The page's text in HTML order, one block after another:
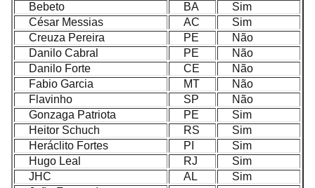
Bebeto
BA
Sim
César Messias
AC
Sim
Creuza Pereira
PE
Não
Danilo Cabral
PE
Não
Danilo Forte
CE
Não
Fabio Garcia
MT
Não
Flavinho
SP
Não
Gonzaga Patriota
PE
Sim
Heitor Schuch
RS
Sim
Heráclito Fortes
PI
Sim
Hugo Leal
RJ
Sim
JHC
AL
Sim